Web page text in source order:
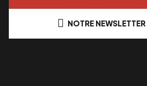
NOTRE NEWSLETTER